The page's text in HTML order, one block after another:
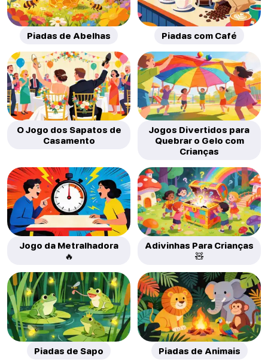
Piadas de Abelhas Piadas com Café
O Jogo dos Sapatos de
Casamento
Jogos Divertidos para
Quebrar o Gelo com
Crianças
Jogo da Metralhadora
🔥
Adivinhas Para Crianças
🧸
Piadas de Sapo Piadas de Animais